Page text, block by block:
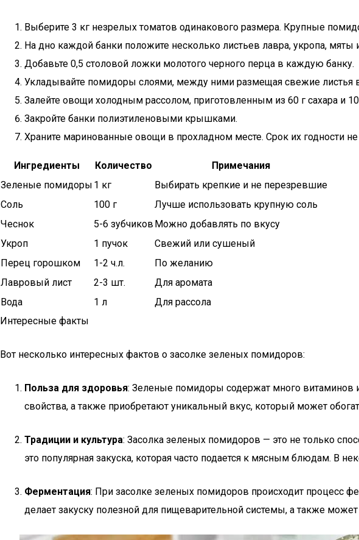
Выберите 3 кг незрелых томатов одинакового размера. Крупные
На дно каждой банки положите несколько листьев лавра, укропа, мяты
Добавьте 0,5 столовой ложки молотого черного перца в каждую банку.
Укладывайте помидоры слоями, между ними размещая свежие листья
Залейте овощи холодным рассолом, приготовленным из 60 г сахара и
Закройте банки полиэтиленовыми крышками.
Храните маринованные овощи в прохладном месте. Срок их годности
Ингредиенты Количество
Примечания
Зеленые помидоры 1 кг
Выбирать крепкие и не перезревшие
Соль
100 г
Лучше использовать крупную соль
Чеснок
5-6 зубчиков Можно добавлять по вкусу
Укроп
1 пучок
Свежий или сушеный
Перец горошком
1-2 ч.л.
По желанию
Лавровый лист
2-3 шт.
Для аромата
Вода
1 л
Для рассола
Интересные факты
Вот несколько интересных фактов о засолке зеленых помидоров:
Польза для здоровья: Зеленые помидоры содержат много витаминов
свойства, а также приобретают уникальный вкус, который может
Традиции и культура: Засолка зеленых помидоров — это не только
это популярная закуска, которая часто подается к мясным блюдам. В
Ферментация: При засолке зеленых помидоров происходит процесс
делает закуску полезной для пищеварительной системы, а также